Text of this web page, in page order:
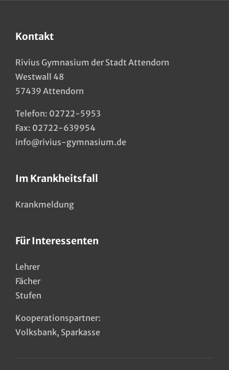
Kontakt
Rivius Gymnasium der Stadt Attendorn
Westwall 48
57439 Attendorn
Telefon: 02722-5953
Fax: 02722-639954
info@rivius-gymnasium.de
Im Krankheitsfall
Krankmeldung
Für Interessenten
Lehrer
Fächer
Stufen
Kooperationspartner:
Volksbank, Sparkasse